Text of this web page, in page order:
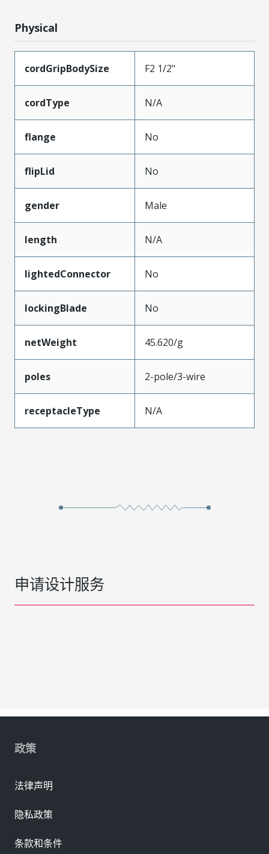
Physical
cordGripBodySize F2 1/2"
cordType N/A
flange No
flipLid No
gender Male
length N/A
lightedConnector No
lockingBlade No
netWeight 45.620/g
poles 2-pole/3-wire
receptacleType N/A
申请设计服务
政策
法律声明
隐私政策
条款和条件